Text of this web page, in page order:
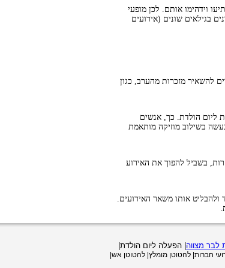
וידהימו אותם. לכן מופעי
בגילאים שונים (אירועים
להשאיר מזכרות מהערב, כגון
ליום הולדת. כך, אנשים
בשילוב מוזיקה מותאמת
בשביל להפוך את האירוע
אותו משאר האירועים.
לבר מצווה | הפעלה ליום הולדת|
חברות| להטוטן מומלץ| להטוטן אש|